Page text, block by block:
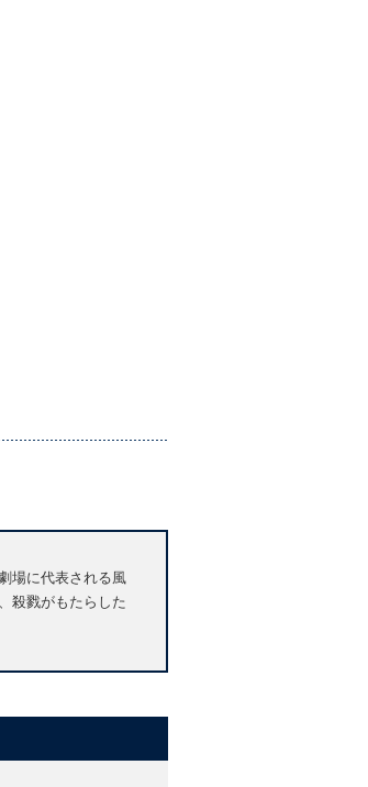
場に代表される風
殺戮がもたらした